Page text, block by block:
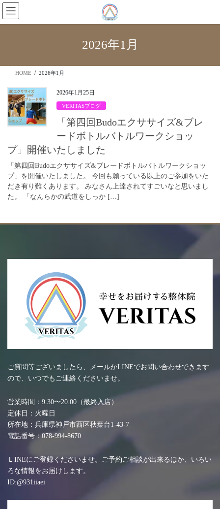
2026年1月
HOME 2026年1月
2026年1月25日
VERITASブログ
「第四回Budoエクササイズ&ブレ
ードボトルバトルワークショッ
プ」開催いたしました
「第四回Budoエクササイズ&ブレードボトルバトルワークショッ
プ」を開催いたしました。 今回も願っている以上のご参加をいた
だき有り難くあります。 みなさん上達されてすごいなと思いまし
た。 「なんらかの武道をしっか […]
ご質問等ございましたら、メールかLINEでお問い合わせできます
ので、いつでもご連絡くださいませ。
営業時間：9:30〜20:00（最終入店）
定休日：火曜日
所在地：兵庫県神戸市西区秋葉台1-43-7
電話番号：078-994-8670
ＬINEにご登録くださいませ。ご予約ご相談が出来るほか、いろい
ろな情報をお届けします。
ID:@931iiaei